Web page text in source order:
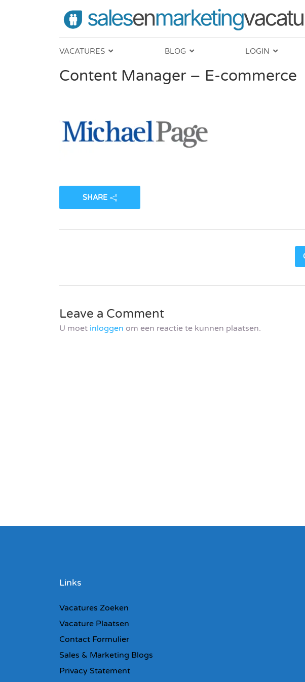
VACATURES BLOG LOGIN
Content Manager – E-commerce
SHARE
Leave a Comment
U moet inloggen om een reactie te kunnen plaatsen.
Links
Vacatures Zoeken
Vacature Plaatsen
Contact Formulier
Sales & Marketing Blogs
Privacy Statement